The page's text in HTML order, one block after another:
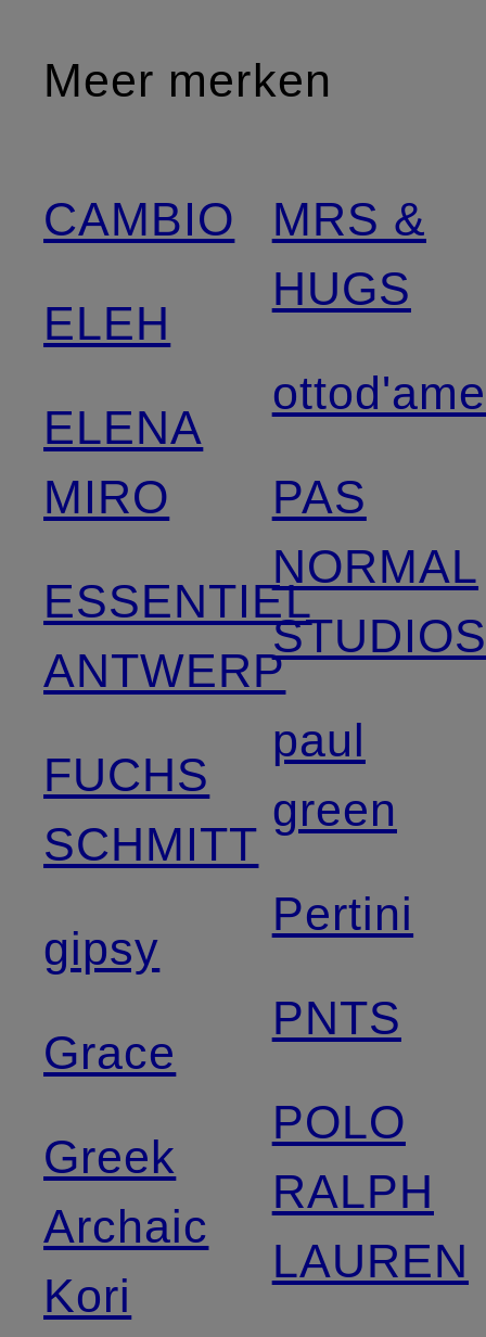
Meer merken
CAMBIO
ELEH
ELENA
MIRO
ESSENTIEL
ANTWERP
FUCHS
SCHMITT
gipsy
Grace
Greek
Archaic
Kori
MRS &
HUGS
ottod'ame
PAS
NORMAL
paul
green
Pertini
PNTS
POLO
RALPH
LAUREN